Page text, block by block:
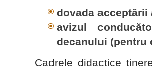
dovada
avizul
decanului (pentru
Cadrele didactice